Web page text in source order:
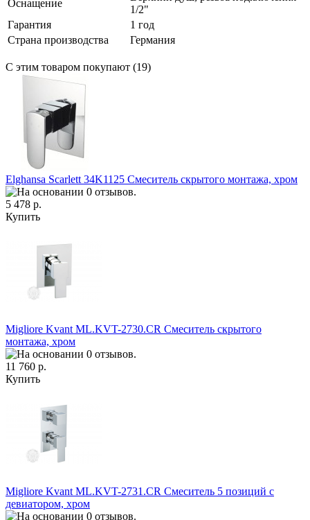
Оснащение
1/2"
Гарантия
1 год
Страна производства
Германия
С этим товаром покупают (19)
Elghansa Scarlett 34K1125 Смеситель скрытого монтажа, хром
5 478 р.
Купить
Migliore Kvant ML.KVT-2730.CR Смеситель скрытого
монтажа, хром
11 760 р.
Купить
Migliore Kvant ML.KVT-2731.CR Смеситель 5 позиций с
девиатором, хром